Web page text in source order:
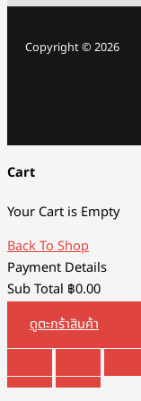
Copyright © 2026
Cart
Your Cart is Empty
Back To Shop
Payment Details
Sub Total ฿0.00
ดูตะกร้าสินค้า